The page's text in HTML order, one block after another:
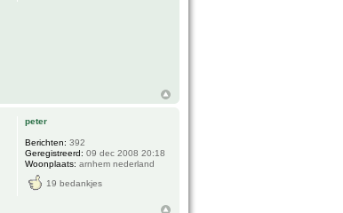
peter
Berichten: 392
Geregistreerd: 09 dec 2008 20:18
Woonplaats: arnhem nederland
19 bedankjes